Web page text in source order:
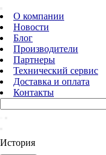
О компании
Новости
Блог
Производители
Партнеры
Технический сервис
Доставка и оплата
Контакты
История